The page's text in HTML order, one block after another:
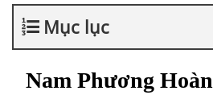
Mục lục
Nam Phương